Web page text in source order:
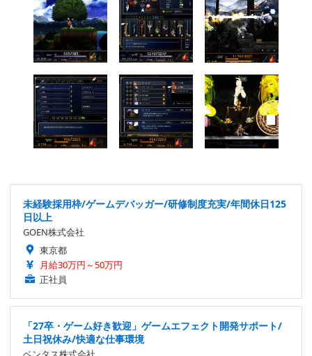
未経験採用枠/ゲームデバッガー/研修制度充実/年間休日125
日以上
GOEN株式会社
東京都
月給30万円～50万円
正社員
「27卒・ゲーム好き歓迎」ゲームエフェクト開発サポート/
土日祝休み/快適な仕事環境